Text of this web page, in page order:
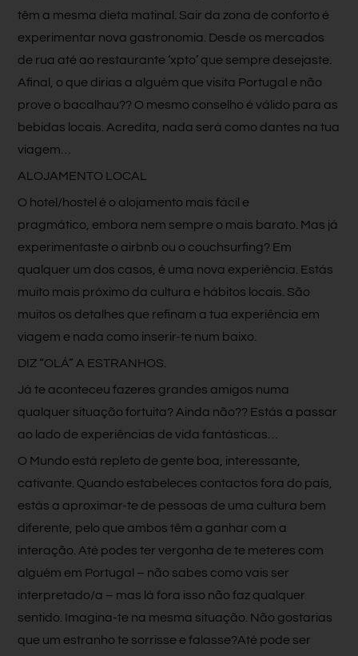
têm a mesma dieta matinal. Sair da zona de conforto é
experimentar nova gastronomia. Desde os mercados
de rua até ao restaurante ‘xpto’ que sempre desejaste.
Afinal, o que dirias a alguém que visita Portugal e não
prove o bacalhau?? O mesmo conselho é válido para as
bebidas locais. Acredita, nada será como dantes na tua
viagem…
ALOJAMENTO LOCAL
O hotel/hostel é o alojamento mais fácil e
pragmático, embora nem sempre o mais barato. Mas já
experimentaste o airbnb ou o couchsurfing? Em
qualquer um dos casos, é uma nova experiência. Estás
muito mais próximo da cultura e hábitos locais. São
muitos os detalhes que refinam a tua experiência em
viagem e nada como inserir-te num baixo.
DIZ “OLÁ” A ESTRANHOS.
Já te aconteceu fazeres grandes amigos numa
qualquer situação fortuita? Ainda não?? Estás a passar
ao lado de experiências de vida fantásticas…
O Mundo está repleto de gente boa, interessante,
cativante. Quando estabeleces contactos fora do país,
estás a aproximar-te de pessoas de uma cultura bem
diferente, pelo que ambos têm a ganhar com a
interação. Até podes ter vergonha de te meteres com
alguém em Portugal – não sabes como vais ser
interpretado/a – mas lá fora isso não faz qualquer
sentido. Imagina-te na mesma situação. Não gostarias
que um estranho te sorrisse e falasse?Até pode ser